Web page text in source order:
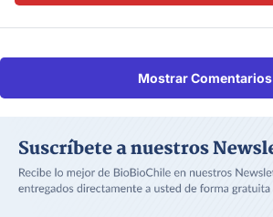
Mostrar Comentarios